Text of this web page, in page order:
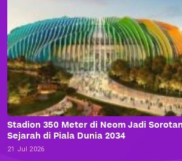
Stadion 350 Meter di Neom Jadi
Sejarah di Piala Dunia 2034
21 Jul 2026